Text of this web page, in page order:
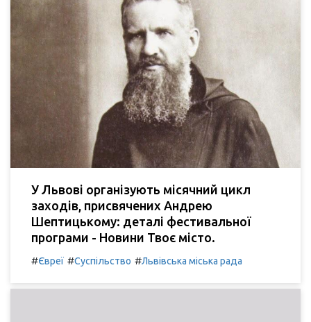
У Львові організують місячний цикл
заходів, присвячених Андрею
Шептицькому: деталі фестивальної
програми - Новини Твоє місто.
#Євреї #Суспільство #Львівська міська рада